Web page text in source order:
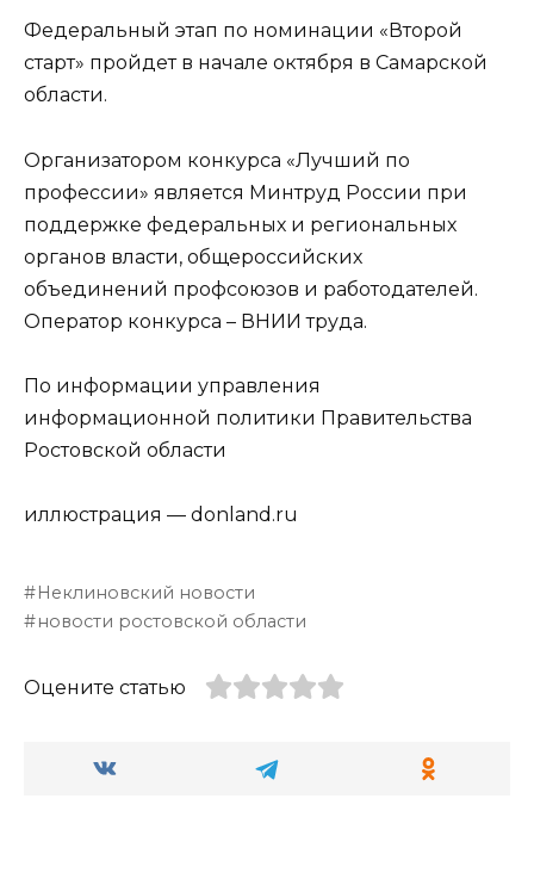
Федеральный этап по номинации «Второй
старт» пройдет в начале октября в Самарской
области.
Организатором конкурса «Лучший по
профессии» является Минтруд России при
поддержке федеральных и региональных
органов власти, общероссийских
объединений профсоюзов и работодателей.
Оператор конкурса – ВНИИ труда.
По информации управления
информационной политики Правительства
Ростовской области
иллюстрация — donland.ru
Неклиновский новости
новости ростовской области
Оцените статью